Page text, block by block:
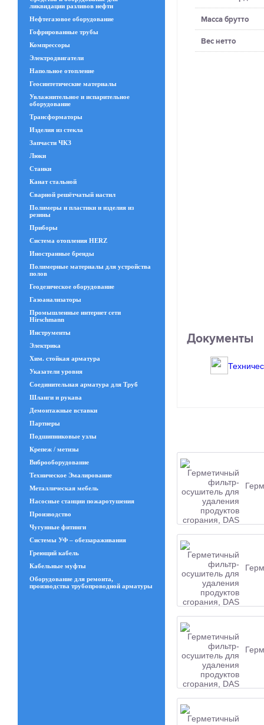
ликвидации разливов нефти
Нефтегазовое оборудование
Гофрированные трубы
Компрессоры
Электродвигатели
Напольное отопление
Геосинтетические материалы
Увлажнительное и испарительное
оборудование
Трансформаторы
Изделия из стекла
Запчасти ЧКЗ
Люки
Станки
Канат стальной
Сварной решётчатый настил
Полимеры и пластики и изделия из
резины
Приборы
Система отопления HERZ
Иностранные бренды
Полимерные материалы для устройства
полов
Геодезическое оборудование
Газоанализаторы
Промышленные интернет сети
Hirschmann
Инструменты
Электрика
Хим. стойкая арматура
Указатели уровня
Соединительная арматура для Труб
Шланги и рукава
Демонтажные вставки
Партнеры
Подшипниковые узлы
Крепеж / метизы
Виброоборудование
Техническое Эмалирование
Металлическая мебель
Насосные станции пожаротушения
Производство
Чугунные фитинги
Системы УФ – обеззараживания
Греющий кабель
Кабельные муфты
Оборудование для ремонта,
производства трубопроводной арматуры
Масса брутто
Вес нетто
Документы